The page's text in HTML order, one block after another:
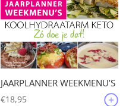
JAARPLANNER WEEKMENU’S
€18,95